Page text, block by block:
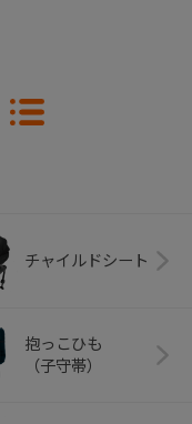
チャイルドシート
抱っこひも
（子守帯）